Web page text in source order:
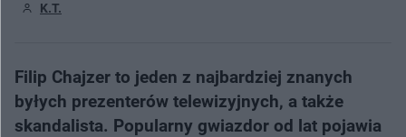
K.T.
Filip Chajzer to jeden z najbardziej znanych
byłych prezenterów telewizyjnych, a także
skandalista. Popularny gwiazdor od lat pojawia